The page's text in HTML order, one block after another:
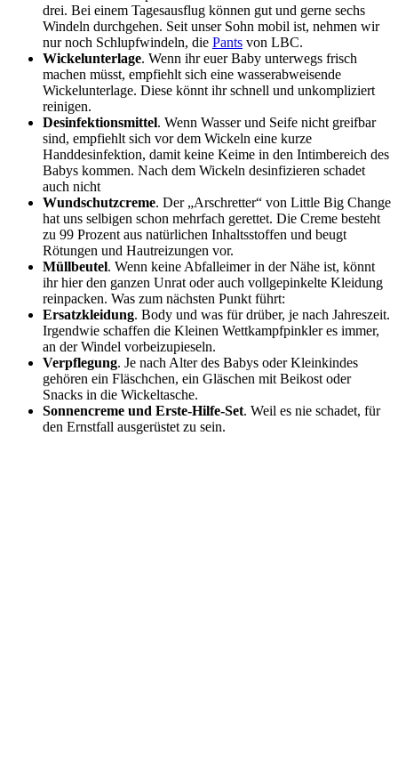
drei. Bei einem Tagesausflug können gut und gerne sechs
Windeln durchgehen. Seit unser Sohn mobil ist, nehmen wir
nur noch Schlupfwindeln, die Pants von LBC.
Wickelunterlage. Wenn ihr euer Baby unterwegs frisch
machen müsst, empfiehlt sich eine wasserabweisende
Wickelunterlage. Diese könnt ihr schnell und unkompliziert
reinigen.
Desinfektionsmittel. Wenn Wasser und Seife nicht greifbar
sind, empfiehlt sich vor dem Wickeln eine kurze
Handdesinfektion, damit keine Keime in den Intimbereich des
Babys kommen. Nach dem Wickeln desinfizieren schadet
auch nicht
Wundschutzcreme. Der „Arschretter“ von Little Big Change
hat uns selbigen schon mehrfach gerettet. Die Creme besteht
zu 99 Prozent aus natürlichen Inhaltsstoffen und beugt
Rötungen und Hautreizungen vor.
Müllbeutel. Wenn keine Abfalleimer in der Nähe ist, könnt
ihr hier den ganzen Unrat oder auch vollgepinkelte Kleidung
reinpacken. Was zum nächsten Punkt führt:
Ersatzkleidung. Body und was für drüber, je nach Jahreszeit.
Irgendwie schaffen die Kleinen Wettkampfpinkler es immer,
an der Windel vorbeizupieseln.
Verpflegung. Je nach Alter des Babys oder Kleinkindes
gehören ein Fläschchen, ein Gläschen mit Beikost oder
Snacks in die Wickeltasche.
Sonnencreme und Erste-Hilfe-Set. Weil es nie schadet, für
den Ernstfall ausgerüstet zu sein.